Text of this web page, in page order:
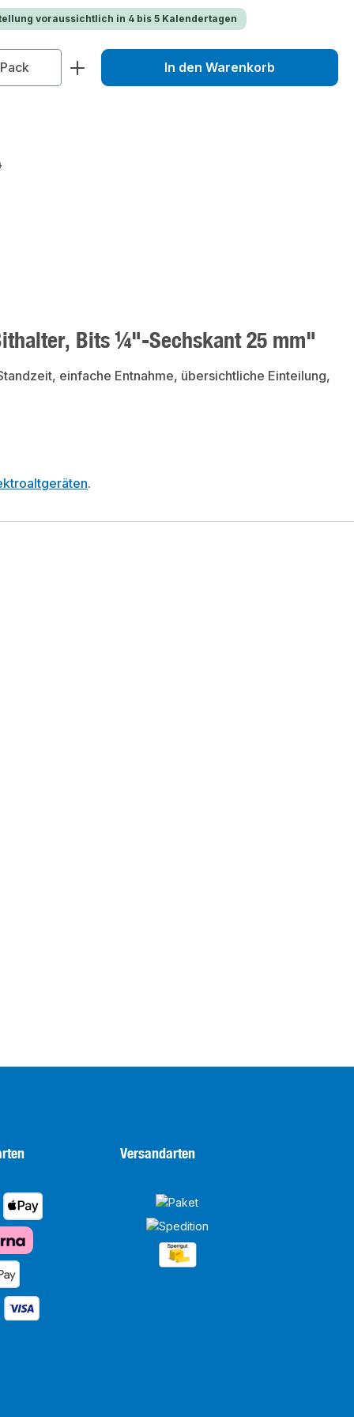
voraussichtlich in 4 bis 5 Kalendertagen
Gib den gewünschten Wert ein
Pack In den Warenkorb
Bits ¼"-Sechskant 25 mm"
einfache Entnahme, übersichtliche Einteilung,
.
Versandarten